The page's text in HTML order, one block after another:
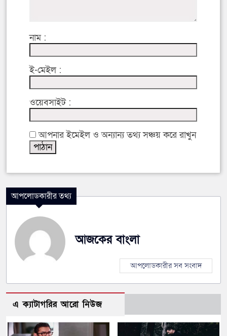
নাম :
ই-মেইল :
ওয়েবসাইট :
আপনার ইমেইল ও অন্যান্য তথ্য সঞ্চয় করে রাখুন
আপলোডকারীর তথ্য
আজকের বাংলা
আপলোডকারীর সব সংবাদ
এ ক্যাটাগরির আরো নিউজ